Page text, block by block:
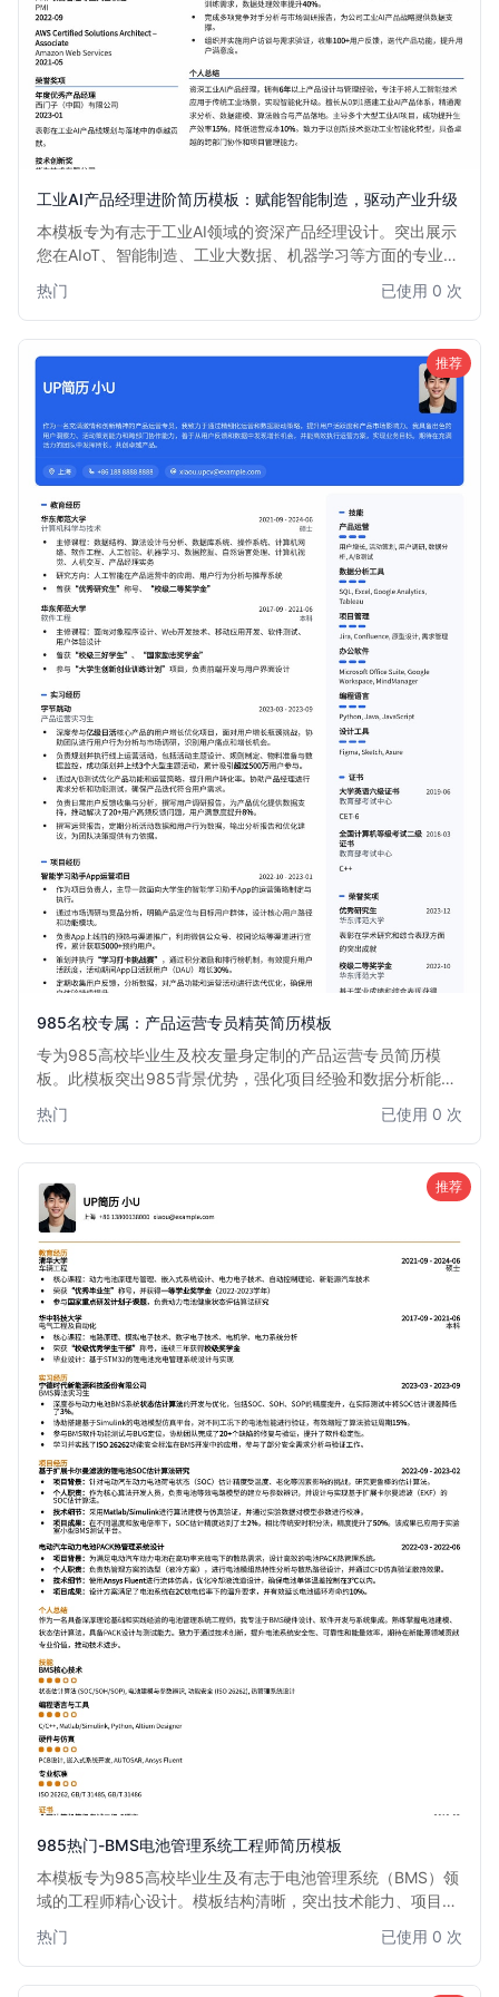
工业AI产品经理进阶简历模板：赋能智能制造，驱动产业升级
本模板专为有志于工业AI领域的资深产品经理设计。突出展示
您在AIoT、智能制造、工业大数据、机器学习等方面的专业知
协作能力，助您在激烈的市场竞争中脱颖而出，获得心仪的工
业AI产品经理职位。
热门 已使用 0 次
推荐
985名校专属：产品运营专员精英简历模板
专为985高校毕业生及校友量身定制的产品运营专员简历模
板。此模板突出985背景优势，强化项目经验和数据分析能
心仪Offer。
热门 已使用 0 次
推荐
985热门-BMS电池管理系统工程师简历模板
本模板专为985高校毕业生及有志于电池管理系统（BMS）领
域的工程师精心设计。模板结构清晰，突出技术能力、项目经
发、测试、算法工程师。通过此模板，您能有效展示在电池建
模、充放电控制、故障诊断等方面的专业知识和实践成果，助
热门 已使用 0 次